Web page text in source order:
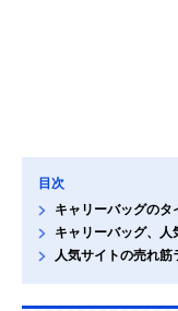
目次
キャリーバッグのタ
キャリーバッグ、
人気サイトの売れ筋